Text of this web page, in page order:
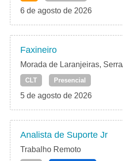
6 de agosto de 2026
Faxineiro
Morada de Laranjeiras,
CLT Presencial
5 de agosto de 2026
Analista de Suporte Jr
Trabalho Remoto